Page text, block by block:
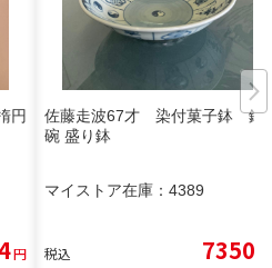
円
円
佐藤走波67才 染付菓子鉢 鉢
碗 盛り鉢
マイストア在庫： 4389
税込 7350